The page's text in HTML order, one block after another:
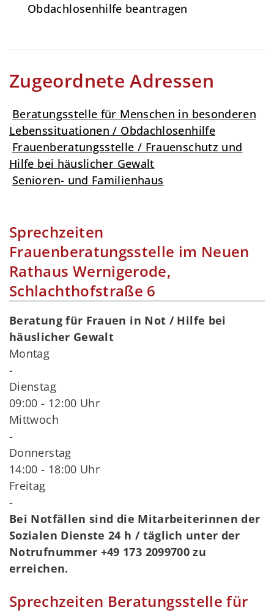
Obdachlosenhilfe beantragen
Zugeordnete Adressen
Beratungsstelle für Menschen in besonderen
Lebenssituationen / Obdachlosenhilfe
Frauenberatungsstelle / Frauenschutz und
Hilfe bei häuslicher Gewalt
Senioren- und Familienhaus
Sprechzeiten
Frauenberatungsstelle im Neuen
Rathaus Wernigerode,
Schlachthofstraße 6
Beratung für Frauen in Not / Hilfe bei
häuslicher Gewalt
Montag
-
Dienstag
09:00 - 12:00 Uhr
Mittwoch
-
Donnerstag
14:00 - 18:00 Uhr
Freitag
-
Bei Notfällen sind die Mitarbeiterinnen der
Sozialen Dienste 24 h / täglich unter der
Notrufnummer +49 173 2099700 zu
erreichen.
Sprechzeiten Beratungsstelle für